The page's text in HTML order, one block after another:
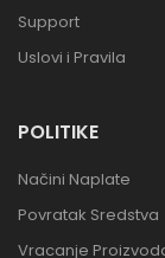
Support
Uslovi i Pravila
POLITIKE
Načini Naplate
Povratak Sredstva
Vracanje